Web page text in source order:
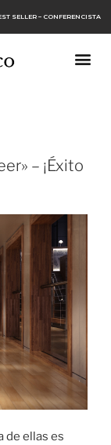
SELLER – CONFERENCISTA
– ¡Éxito
de ellas es